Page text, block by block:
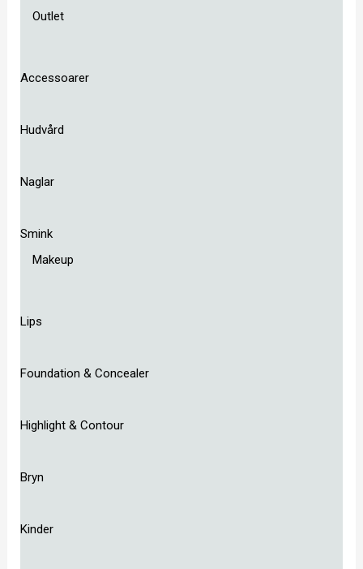
Outlet
Accessoarer
Hudvård
Naglar
Smink
Makeup
Lips
Foundation & Concealer
Highlight & Contour
Bryn
Kinder